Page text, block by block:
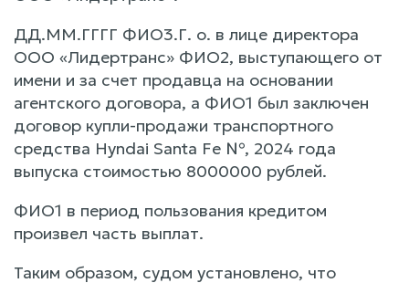
ДД.ММ.ГГГГ ФИО3.Г. о. в лице директора
ООО «Лидертранс» ФИО2, выступающего от
имени и за счет продавца на основании
агентского договора, а ФИО1 был заключен
договор купли-продажи транспортного
средства Hyndai Santa Fe №, 2024 года
выпуска стоимостью 8000000 рублей.
ФИО1 в период пользования кредитом
произвел часть выплат.
Таким образом, судом установлено, что